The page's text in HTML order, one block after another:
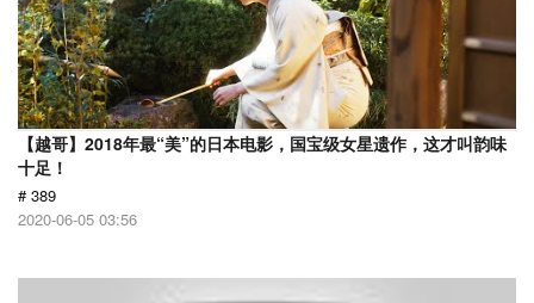
【越哥】2018年最“美”的日本电影，国宝级女星遗作，这才叫韵味
十足！
# 389
2020-06-05 03:56